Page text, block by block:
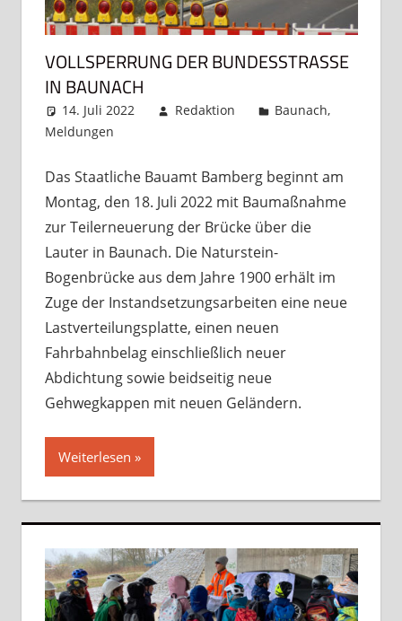
VOLLSPERRUNG DER BUNDESSTRASSE I
N BAUNACH
14. Juli 2022 Redaktion Baunach,
Meldungen
Das Staatliche Bauamt Bamberg beginnt am
Montag, den 18. Juli 2022 mit Baumaßnahme
zur Teilerneuerung der Brücke über die
Lauter in Baunach. Die Naturstein-
Bogenbrücke aus dem Jahre 1900 erhält im
Zuge der Instandsetzungsarbeiten eine neue
Lastverteilungsplatte, einen neuen
Fahrbahnbelag einschließlich neuer
Abdichtung sowie beidseitig neue
Gehwegkappen mit neuen Geländern.
Weiterlesen